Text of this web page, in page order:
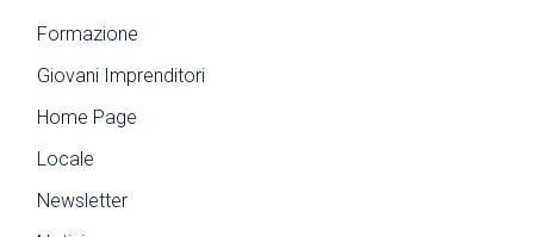
Formazione
Giovani Imprenditori
Home Page
Locale
Newsletter